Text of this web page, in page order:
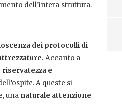
dell’intera struttura.
dei protocolli di
Accanto a
e
A queste si
una naturale attenzione